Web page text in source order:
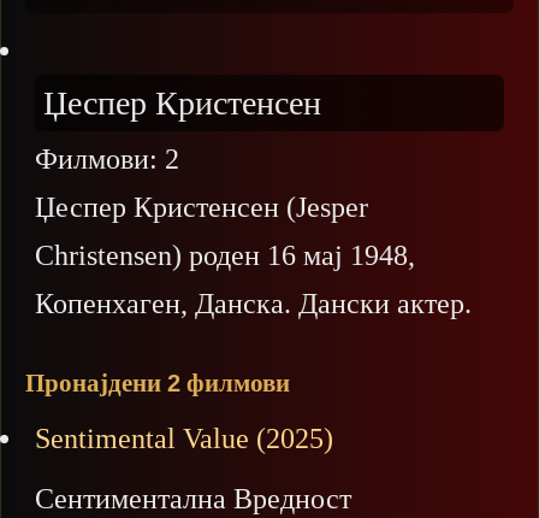
Џеспер Кристенсен
Филмови: 2
Џеспер Кристенсен (Jesper
Christensen) роден 16 мај 1948,
Копенхаген, Данска. Дански актер.
Пронајдени 2 филмови
Sentimental Value (2025)
Сентиментална Вредност